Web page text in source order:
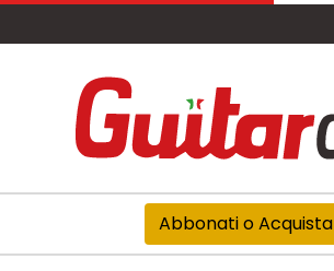
Abbonati o Acquista